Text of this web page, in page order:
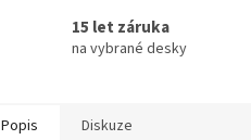
15 let záruka
na vybrané desky
Popis Diskuze